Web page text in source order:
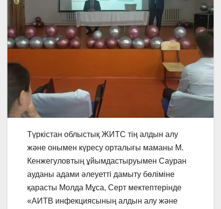
Түркістан облыстық ЖИТС тің алдын алу
және онымен күресу орталығы маманы М.
Кенжегуловтың ұйымдастыруымен Сауран
ауданы адами әлеуетті дамыту бөліміне
қарасты Молда Мұса, Серт мектептерінде
«АИТВ инфекциясының алдын алу және